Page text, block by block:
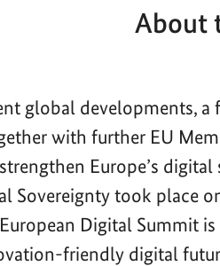
About
global developments, a
with further EU
Europe’s
Sovereignty took place
Digital Summit
friendly digital